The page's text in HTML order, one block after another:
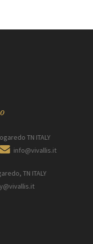
TN ITALY
info@vivallis.it
TN ITALY